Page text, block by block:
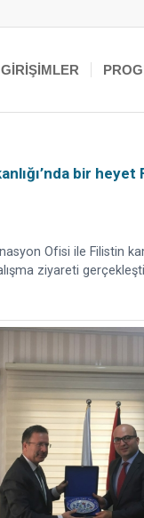
GIRIŞIMLER
bir
Ofisi ile Filistin
ziyareti